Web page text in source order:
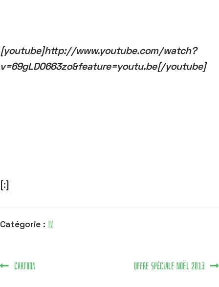
[youtube]http://www.youtube.com/watch?
v=69gLD0663zo&feature=youtu.be[/youtube]
[:]
Catégorie : TV
Cartoon Offre spéciale noël 2013